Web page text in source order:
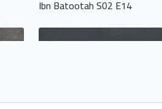
Ibn Batootah S02 E14